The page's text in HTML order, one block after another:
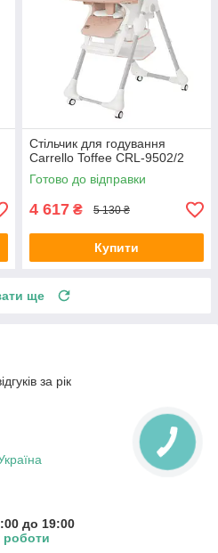
Стільчик для годування
Carrello Toffee CRL-9502/2
Готово до відправки
4 617 ₴ 5 130 ₴
Купити
ще
за рік
до 19:00
роботи